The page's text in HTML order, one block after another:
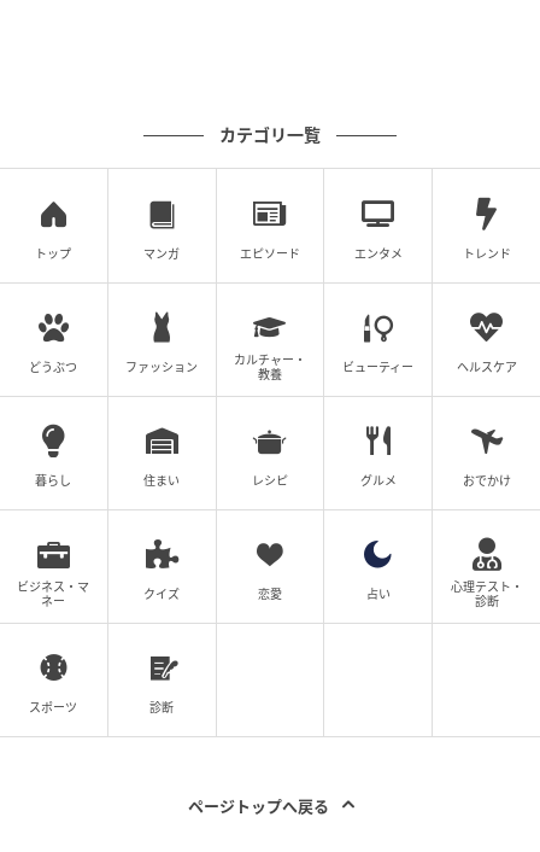
Instagram：かるめ（@karume_life ）
員が見せた“表情”に「今でも忘れられない」
前の話 次の話を読む
「わかりみしかない」「私かと思った」共感度
カテゴリ一覧
トップ マンガ エピソード エンタメ トレンド
どうぶつ ファッション
カルチャー・
教養
ビューティー ヘルスケア
暮らし 住まい レシピ グルメ おでかけ
ビジネス・マ
ネー
クイズ 恋愛 占い
心理テスト・
診断
スポーツ 診断
ページトップへ戻る